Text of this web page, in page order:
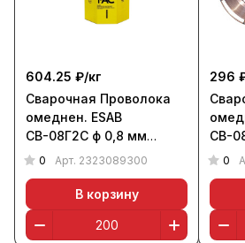
604.25 ₽/кг
Сварочная Проволока
омеднен. ESAB
СВ-08Г2С ф 0,8 мм
(бочка 200 кг)
0 Арт. 2323089300
В корзину
296
СВ-
0